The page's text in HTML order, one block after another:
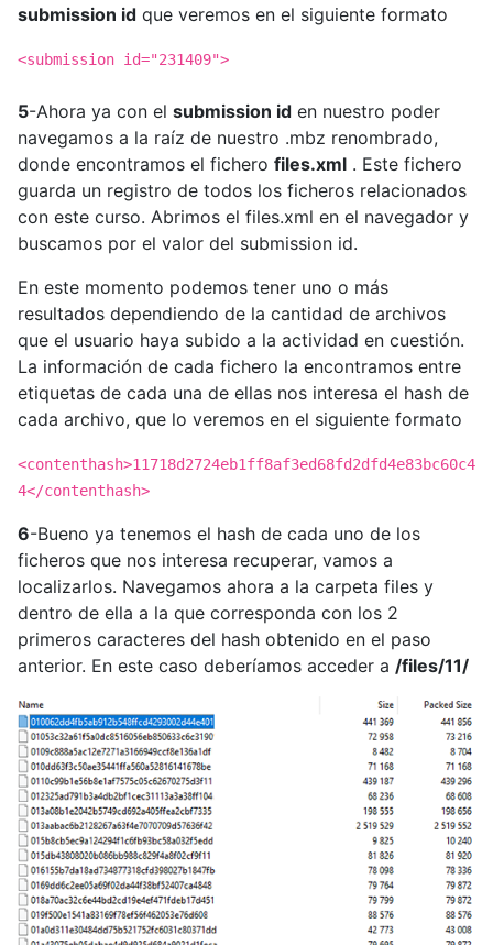
submission id que veremos en el siguiente formato
<submission id="231409">
5-Ahora ya con el submission id en nuestro poder
navegamos a la raíz de nuestro .mbz renombrado,
donde encontramos el fichero files.xml . Este fichero
guarda un registro de todos los ficheros relacionados
con este curso. Abrimos el files.xml en el navegador y
buscamos por el valor del submission id.
En este momento podemos tener uno o más
resultados dependiendo de la cantidad de archivos
que el usuario haya subido a la actividad en cuestión.
La información de cada fichero la encontramos entre
etiquetas de cada una de ellas nos interesa el hash de
cada archivo, que lo veremos en el siguiente formato
<contenthash>11718d2724eb1ff8af3ed68fd2dfd4e83bc60c4
4</contenthash>
6-Bueno ya tenemos el hash de cada uno de los
ficheros que nos interesa recuperar, vamos a
localizarlos. Navegamos ahora a la carpeta files y
dentro de ella a la que corresponda con los 2
primeros caracteres del hash obtenido en el paso
anterior. En este caso deberíamos acceder a /files/11/